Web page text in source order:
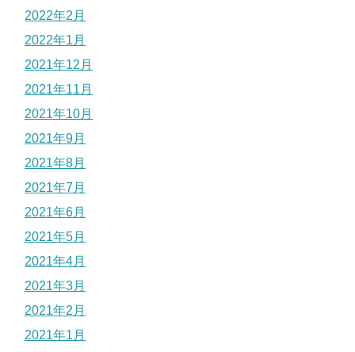
2022年2月
2022年1月
2021年12月
2021年11月
2021年10月
2021年9月
2021年8月
2021年7月
2021年6月
2021年5月
2021年4月
2021年3月
2021年2月
2021年1月